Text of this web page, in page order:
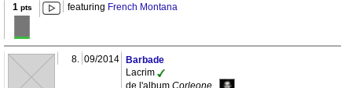
1 pts featuring French Montana
8. 09/2014
Barbade
Lacrim